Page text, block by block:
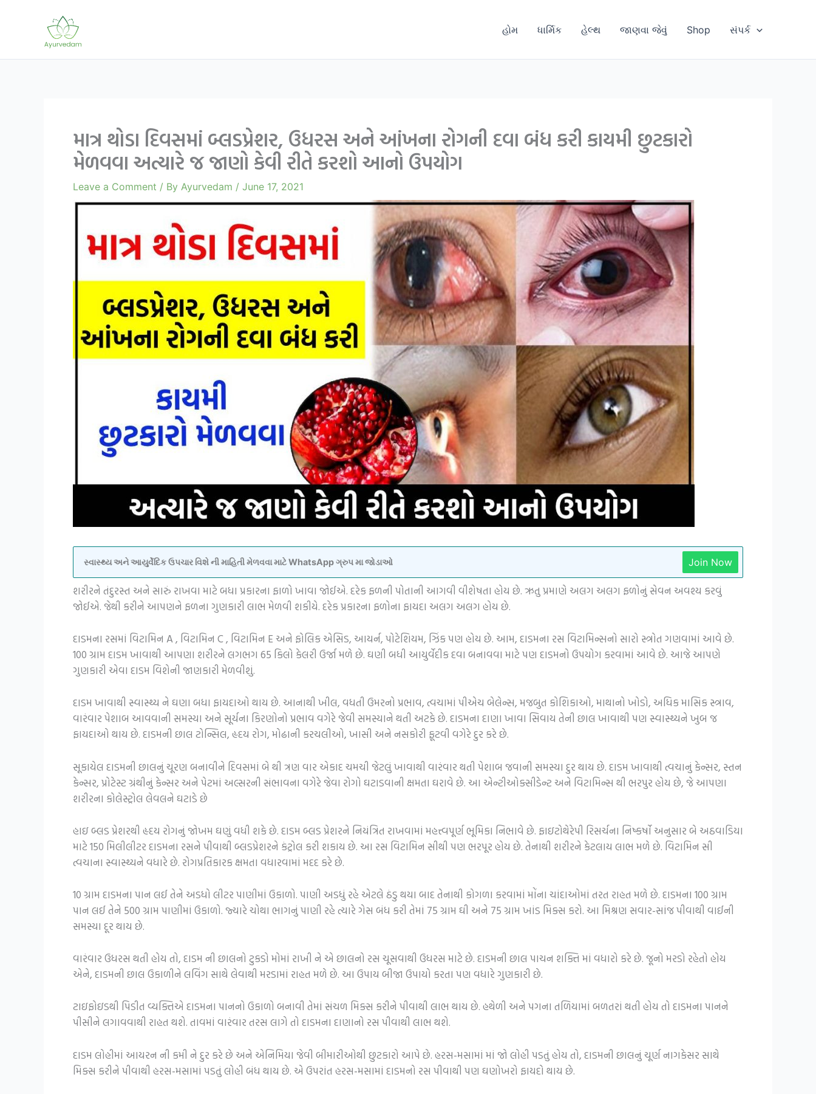
હોમ ધાર્મિક હેલ્થ જાણવા જેવું Shop સંપર્ક
માત્ર થોડા દિવસમાં બ્લડપ્રેશર, ઉધરસ અને આંખના રોગની દવા બંધ કરી કાયમી છુટકારો
મેળવવા અત્યારે જ જાણો કેવી રીતે કરશો આનો ઉપયોગ
Leave a Comment / By Ayurvedam / June 17, 2021
સ્વાસ્થ્ય અને આયુર્વેદિક ઉપચાર વિશે ની માહિતી મેળવવા માટે WhatsApp ગ્રુપ મા જોડાઓ Join Now
શરીરને તંદુરસ્ત અને સારું રાખવા માટે બધા પ્રકારના ફાળો ખાવા જોઈએ. દરેક ફળની પોતાની આગવી વીશેષતા હોય છે. ઋતુ પ્રમાણે અલગ અલગ ફળોનું સેવન અવશ્ય કરવું
જોઈએ. જેથી કરીને આપણને ફળના ગુણકારી લાભ મેળવી શકીયે. દરેક પ્રકારના ફળોના ફાયદા અલગ અલગ હોય છે.
દાડમના રસમાં વિટામિન A , વિટામિન C , વિટામિન E અને ફોલિક એસિડ, આયર્ન, પોટેશિયમ, ઝિંક પણ હોય છે. આમ, દાડમના રસ વિટામિન્સનો સારો સ્ત્રોત ગણવામાં આવે છે.
100 ગ્રામ દાડમ ખાવાથી આપણા શરીરને લગભગ 65 કિલો કેલરી ઉર્જા મળે છે. ઘણી બધી આયુર્વેદીક દવા બનાવવા માટે પણ દાડમનો ઉપયોગ કરવામાં આવે છે. આજે આપણે
ગુણકારી એવા દાડમ વિશેની જાણકારી મેળવીશું.
દાડમ ખાવાથી સ્વાસ્થ્ય ને ઘણા બધા ફાયદાઓ થાય છે. આનાથી ખીલ, વધતી ઉમરનો પ્રભાવ, ત્વચામાં પીએચ બેલેન્સ, મજબુત કોશિકાઓ, માથાનો ખોડો, અધિક માસિક સ્ત્રાવ,
વારંવાર પેશાબ આવવાની સમસ્યા અને સૂર્યના કિરણોનો પ્રભાવ વગેરે જેવી સમસ્યાને થતી અટકે છે. દાડમના દાણા ખાવા સિવાય તેની છાલ ખાવાથી પણ સ્વાસ્થ્યને ખુબ જ
ફાયદાઓ થાય છે. દાડમની છાલ ટોન્સિલ, હૃદય રોગ, મોઢાની કરચલીઓ, ખાસી અને નસકોરી ફૂટવી વગેરે દુર કરે છે.
સૂકાયેલ દાડમની છાલનું ચૂરણ બનાવીને દિવસમાં બે થી ત્રણ વાર એકાદ ચમચી જેટલું ખાવાથી વારંવાર થતી પેશાબ જવાની સમસ્યા દુર થાય છે. દાડમ ખાવાથી ત્વચાનું કેન્સર, સ્તન
કેન્સર, પ્રોટેસ્ટ ગ્રંથીનું કેન્સર અને પેટમાં અલ્સરની સંભાવના વગેરે જેવા રોગો ઘટાડવાની ક્ષમતા ઘરાવે છે. આ એન્ટીઓક્સીડેન્ટ અને વિટામિન્સ થી ભરપુર હોય છે, જે આપણા
શરીરના કોલેસ્ટ્રોલ લેવલને ઘટાડે છે
હાઇ બ્લડ પ્રેશરથી હૃદય રોગનું જોખમ ઘણું વધી શકે છે. દાડમ બ્લડ પ્રેશરને નિયંત્રિત રાખવામાં મહત્ત્વપૂર્ણ ભૂમિકા નિભાવે છે. ફાઇટોથેરેપી રિસર્ચના નિષ્કર્ષો અનુસાર બે અઠવાડિયા
માટે 150 મિલીલીટર દાડમના રસને પીવાથી બ્લડપ્રેશરને કંટ્રોલ કરી શકાય છે. આ રસ વિટામિન સીથી પણ ભરપૂર હોય છે. તેનાથી શરીરને કેટલાય લાભ મળે છે. વિટામિન સી
ત્વચાના સ્વાસ્થ્યને વધારે છે. રોગપ્રતિકારક ક્ષમતા વધારવામાં મદદ કરે છે.
10 ગ્રામ દાડમના પાન લઈ તેને અડધો લીટર પાણીમાં ઉકાળો. પાણી અડધું રહે એટલે ઠંડુ થયા બાદ તેનાથી કોગળા કરવામાં મોંના ચાંદાઓમાં તરત રાહત મળે છે. દાડમના 100 ગ્રામ
પાન લઈ તેને 500 ગ્રામ પાણીમાં ઉકાળો. જ્યારે ચોથા ભાગનું પાણી રહે ત્યારે ગેસ બંધ કરી તેમાં 75 ગ્રામ ઘી અને 75 ગ્રામ ખાંડ મિક્સ કરો. આ મિશ્રણ સવાર-સાંજ પીવાથી વાઈની
સમસ્યા દૂર થાય છે.
વારંવાર ઉધરસ થતી હોય તો, દાડમ ની છાલનો ટુકડો મોમાં રાખી ને એ છાલનો રસ ચૂસવાથી ઉધરસ માટે છે. દાડમની છાલ પાચન શક્તિ માં વધારો કરે છે. જૂનો મરડો રહેતો હોય
એને, દાડમની છાલ ઉકાળીને લવિંગ સાથે લેવાથી મરડામાં રાહત મળે છે. આ ઉપાય બીજા ઉપાયો કરતા પણ વધારે ગુણકારી છે.
ટાઇફોઇડથી પિડીત વ્યક્તિએ દાડમના પાનનો ઉકાળો બનાવી તેમાં સંચળ મિક્સ કરીને પીવાથી લાભ થાય છે. હથેળી અને પગના તળિયામાં બળતરાં થતી હોય તો દાડમના પાનને
પીસીને લગાવવાથી રાહત થશે. તાવમાં વારંવાર તરસ લાગે તો દાડમના દાણાનો રસ પીવાથી લાભ થશે.
દાડમ લોહીમાં આયરન ની કમી ને દુર કરે છે અને એનિમિયા જેવી બીમારીઓથી છુટકારો આપે છે. હરસ-મસામાં માં જો લોહી પડતું હોય તો, દાડમની છાલનું ચૂર્ણ નાગકેસર સાથે
મિક્સ કરીને પીવાથી હરસ-મસામાં પડતું લોહી બંધ થાય છે. એ ઉપરાંત હરસ-મસામાં દાડમનો રસ પીવાથી પણ ઘણોખરો ફાયદો થાય છે.